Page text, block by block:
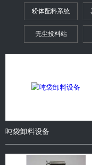
粉体配料系统
无尘投料站
分装设备
混合设备
吨袋卸料设备